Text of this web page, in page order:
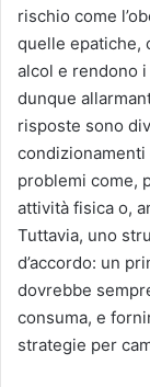
rischio come
quelle epatiche,
alcol e rendono
dunque
risposte sono
problemi come,
attività fisica o,
Tuttavia, uno
d’accordo: un
dovrebbe
consuma, e
strategie per